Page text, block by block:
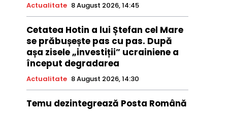
Actualitate 8 August 2026, 14:45
Cetatea Hotin a lui Ștefan cel Mare
se prăbușește pas cu pas. După
așa zisele „investiții” ucrainiene a
început degradarea
Actualitate 8 August 2026, 14:30
Temu dezintegrează Posta Română